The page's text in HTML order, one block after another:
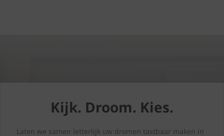
Kijk. Droom. Kies.
Laten we samen letterlijk uw dromen tastbaar maken in